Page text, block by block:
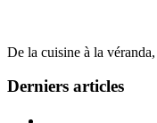
De la cuisine à la
Derniers articles